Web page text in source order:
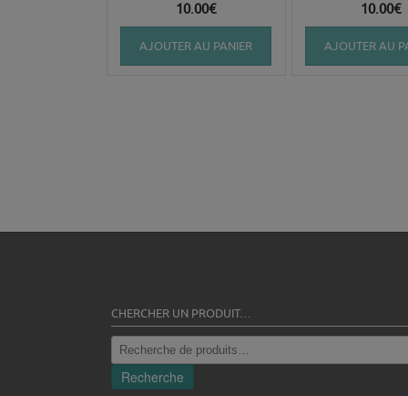
10.00€
AJOUTER AU PANIER
10.00€
AJOUTER AU
CHERCHER UN PRODUIT…
Recherche
pour :
Recherche